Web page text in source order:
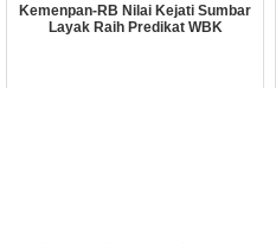
Kemenpan-RB Nilai Kejati Sumbar
Layak Raih Predikat WBK